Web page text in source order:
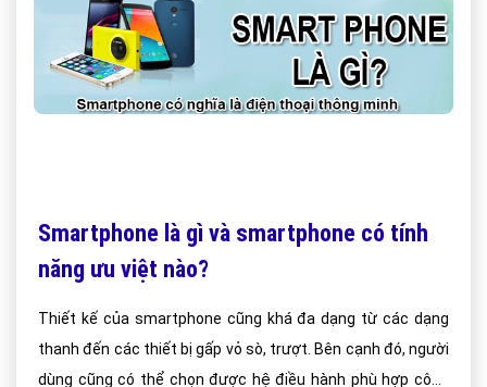
Smartphone là gì và smartphone có tính
năng ưu việt nào?
Thiết kế của smartphone cũng khá đa dạng từ các dạng
thanh đến các thiết bị gấp vỏ sò, trượt. Bên cạnh đó, người
dùng cũng có thể chọn được hệ điều hành phù hợp công